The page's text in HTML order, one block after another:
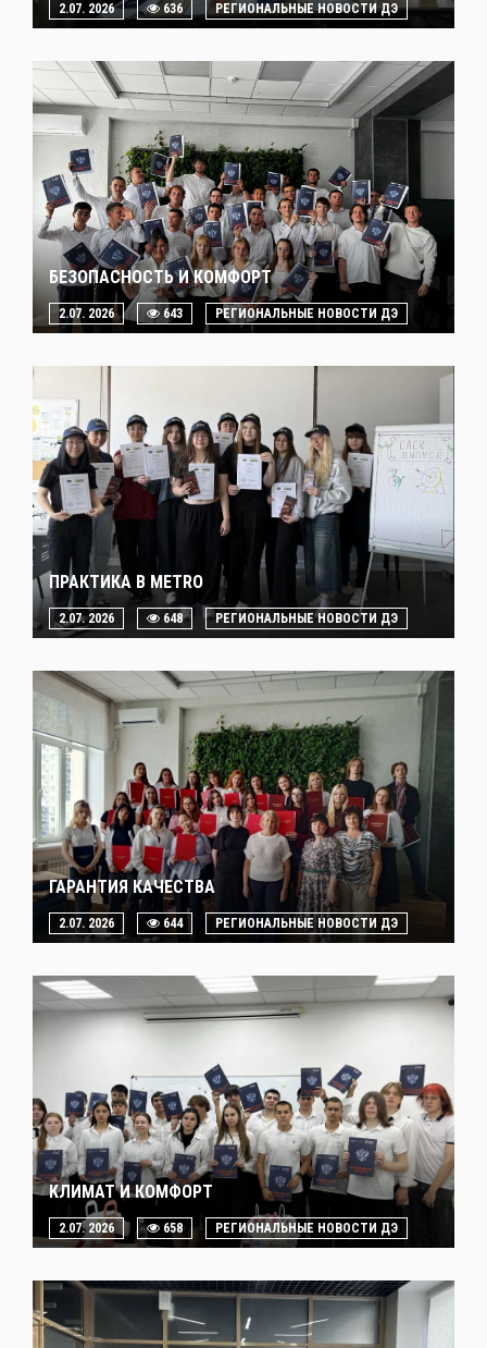
2.07. 2026 636 РЕГИОНАЛЬНЫЕ НОВОСТИ ДЭ
БЕЗОПАСНОСТЬ И КОМФОРТ
2.07. 2026 643 РЕГИОНАЛЬНЫЕ НОВОСТИ ДЭ
ПРАКТИКА В METRO
2.07. 2026 648 РЕГИОНАЛЬНЫЕ НОВОСТИ ДЭ
ГАРАНТИЯ КАЧЕСТВА
2.07. 2026 644 РЕГИОНАЛЬНЫЕ НОВОСТИ ДЭ
КЛИМАТ И КОМФОРТ
2.07. 2026 658 РЕГИОНАЛЬНЫЕ НОВОСТИ ДЭ